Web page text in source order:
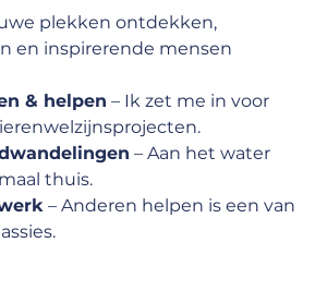
plekken ontdekken,
en inspirerende mensen
& helpen – Ik zet me in voor
– Aan het water
thuis.
– Anderen helpen is een van